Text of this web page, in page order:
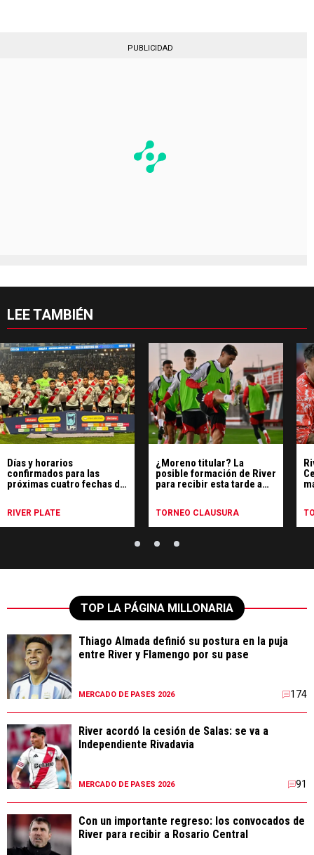
PUBLICIDAD
LEE TAMBIÉN
Días y horarios
confirmados para las
próximas cuatro fechas de
RIVER PLATE
¿Moreno titular? La
posible formación de River
para recibir esta tarde a
TORNEO CLAUSURA
TOP LA PÁGINA MILLONARIA
Thiago Almada definió su postura en la puja
entre River y Flamengo por su pase
MERCADO DE PASES 2026 174
River acordó la cesión de Salas: se va a
Independiente Rivadavia
MERCADO DE PASES 2026 91
Con un importante regreso: los convocados de
River para recibir a Rosario Central